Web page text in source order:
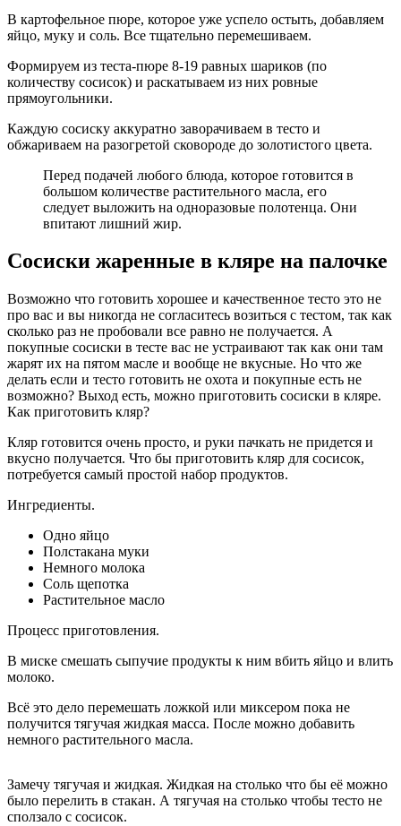
В картофельное пюре, которое уже успело остыть, добавляем
яйцо, муку и соль. Все тщательно перемешиваем.
Формируем из теста-пюре 8-19 равных шариков (по
количеству сосисок) и раскатываем из них ровные
прямоугольники.
Каждую сосиску аккуратно заворачиваем в тесто и
обжариваем на разогретой сковороде до золотистого цвета.
Перед подачей любого блюда, которое готовится в
большом количестве растительного масла, его
следует выложить на одноразовые полотенца. Они
впитают лишний жир.
Сосиски жаренные в кляре на палочке
Возможно что готовить хорошее и качественное тесто это не
про вас и вы никогда не согласитесь возиться с тестом, так как
сколько раз не пробовали все равно не получается. А
покупные сосиски в тесте вас не устраивают так как они там
жарят их на пятом масле и вообще не вкусные. Но что же
делать если и тесто готовить не охота и покупные есть не
возможно? Выход есть, можно приготовить сосиски в кляре.
Как приготовить кляр?
Кляр готовится очень просто, и руки пачкать не придется и
вкусно получается. Что бы приготовить кляр для сосисок,
потребуется самый простой набор продуктов.
Ингредиенты.
Одно яйцо
Полстакана муки
Немного молока
Соль щепотка
Растительное масло
Процесс приготовления.
В миске смешать сыпучие продукты к ним вбить яйцо и влить
молоко.
Всё это дело перемешать ложкой или миксером пока не
получится тягучая жидкая масса. После можно добавить
немного растительного масла.
Замечу тягучая и жидкая. Жидкая на столько что бы её можно
было перелить в стакан. А тягучая на столько чтобы тесто не
сползало с сосисок.